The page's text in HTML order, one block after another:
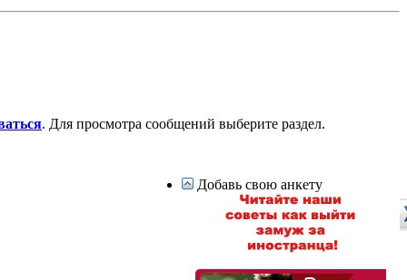
. Для просмотра сообщений выберите раздел.
Добавь свою анкету